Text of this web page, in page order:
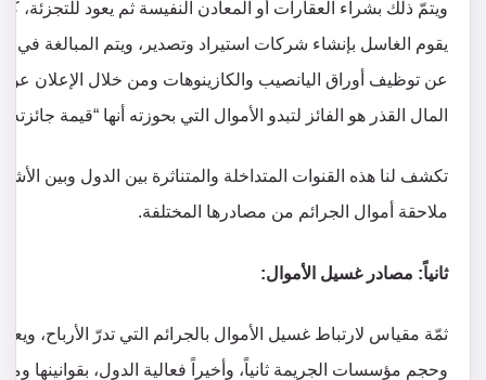
ويتمّ ذلك بشراء العقارات أو المعادن النفيسة ثم يعود للتجزئة،
يقوم الغاسل بإنشاء شركات استيراد وتصدير، ويتم المبالغة في
عن توظيف أوراق اليانصيب والكازينوهات ومن خلال الإعلان
المال القذر هو الفائز لتبدو الأموال التي بحوزته أنها “قيمة
تكشف لنا هذه القنوات المتداخلة والمتناثرة بين الدول وبين
ملاحقة أموال الجرائم من مصادرها المختلفة.
ثانياً: مصادر غسيل الأموال:
ثمّة مقياس لارتباط غسيل الأموال بالجرائم التي تدرّ الأرباح،
وحجم مؤسسات الجريمة ثانياً، وأخيراً فعالية الدول، بقوانينها